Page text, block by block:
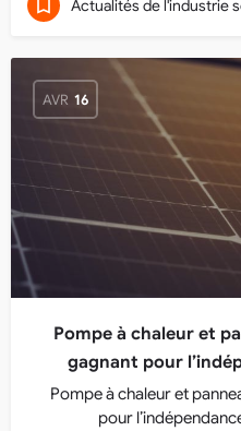
Actualités de l'industrie
AVR 16
Pompe à chaleur et
gagnant pour
Pompe à chaleur et
pour